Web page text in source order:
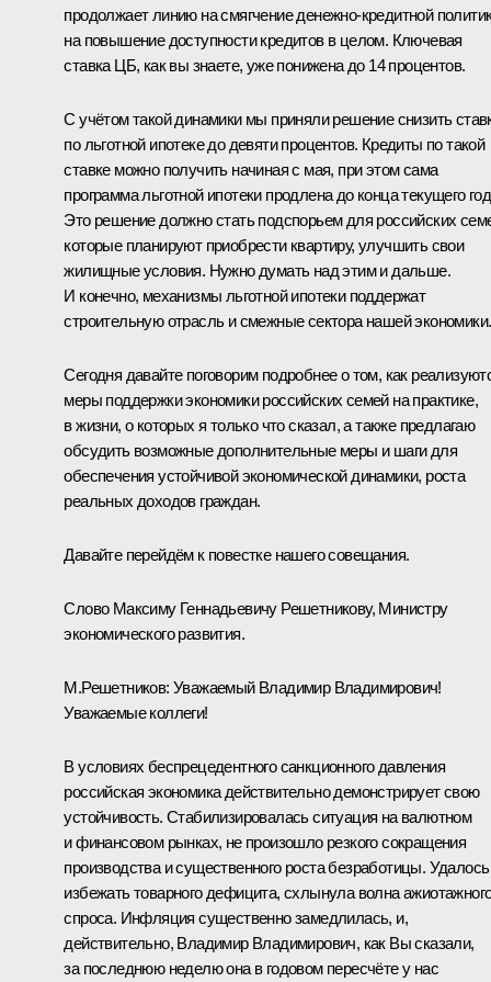
продолжает линию на смягчение денежно-кредитной
на повышение доступности кредитов в целом. Ключевая
ставка ЦБ, как вы знаете, уже понижена до 14 процентов.
С учётом такой динамики мы приняли решение снизить
по льготной ипотеке до девяти процентов. Кредиты по такой
ставке можно получить начиная с мая, при этом сама
программа льготной ипотеки продлена до конца текущего
Это решение должно стать подспорьем для российских
которые планируют приобрести квартиру, улучшить свои
жилищные условия. Нужно думать над этим и дальше.
И конечно, механизмы льготной ипотеки поддержат
строительную отрасль и смежные сектора нашей экономики.
Сегодня давайте поговорим подробнее о том, как
меры поддержки экономики российских семей на практике,
в жизни, о которых я только что сказал, а также предлагаю
обсудить возможные дополнительные меры и шаги для
обеспечения устойчивой экономической динамики, роста
реальных доходов граждан.
Давайте перейдём к повестке нашего совещания.
Слово Максиму Геннадьевичу Решетникову, Министру
экономического развития.
М.Решетников: Уважаемый Владимир Владимирович!
Уважаемые коллеги!
В условиях беспрецедентного санкционного давления
российская экономика действительно демонстрирует свою
устойчивость. Стабилизировалась ситуация на валютном
и финансовом рынках, не произошло резкого сокращения
производства и существенного роста безработицы. Удалось
избежать товарного дефицита, схлынула волна
спроса. Инфляция существенно замедлилась, и,
действительно, Владимир Владимирович, как Вы сказали,
за последнюю неделю она в годовом пересчёте у нас